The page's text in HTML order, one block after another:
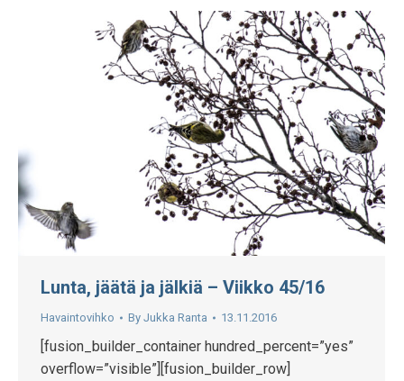
Lunta, jäätä ja jälkiä – Viikko 45/16
Havaintovihko By Jukka Ranta 13.11.2016
[fusion_builder_container hundred_percent=”yes”
overflow=”visible”][fusion_builder_row]